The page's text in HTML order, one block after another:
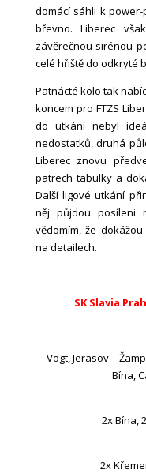
domácí sáhli k
břevno. Liberec
závěrečnou sirénou
celé hřiště do odkryté
Patnácté kolo tak
koncem pro FTZS
do utkání nebyl
nedostatků, druhá
Liberec znovu
patrech tabulky a
Další ligové utkání
něj půjdou posíleni
vědomím, že
na detailech.
SK Slavia
Vogt, Jerasov –
Bína,
2x Bína,
2x